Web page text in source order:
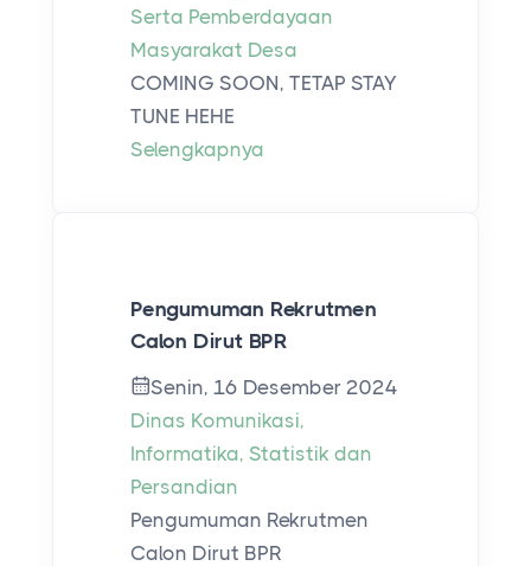
Serta Pemberdayaan
Masyarakat Desa
COMING SOON, TETAP STAY
TUNE HEHE
Selengkapnya
Pengumuman Rekrutmen
Calon Dirut BPR
Senin, 16 Desember 2024
Dinas Komunikasi,
Informatika, Statistik dan
Persandian
Pengumuman Rekrutmen
Calon Dirut BPR